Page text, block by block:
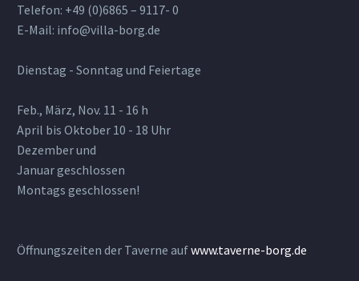
Telefon: +49 (0)6865 – 9117- 0
E-Mail: info@villa-borg.de
Dienstag - Sonntag und Feiertage
Feb., März, Nov. 11 - 16 h
April bis Oktober 10 - 18 Uhr
Dezember und
Januar geschlossen
Montags geschlossen!
Öffnungszeiten der Taverne aufwww.taverne-borg.de